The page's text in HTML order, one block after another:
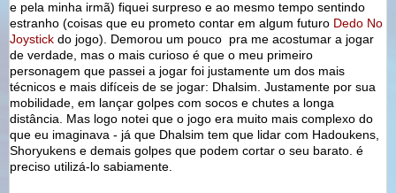
e pela minha irmã) fiquei surpreso e ao mesmo tempo sentindo
estranho (coisas que eu prometo contar em algum futuro Dedo No
Joystick do jogo). Demorou um pouco pra me acostumar a jogar
de verdade, mas o mais curioso é que o meu primeiro
personagem que passei a jogar foi justamente um dos mais
técnicos e mais difíceis de se jogar: Dhalsim. Justamente por sua
mobilidade, em lançar golpes com socos e chutes a longa
distância. Mas logo notei que o jogo era muito mais complexo do
que eu imaginava - já que Dhalsim tem que lidar com Hadoukens,
Shoryukens e demais golpes que podem cortar o seu barato. é
preciso utilizá-lo sabiamente.